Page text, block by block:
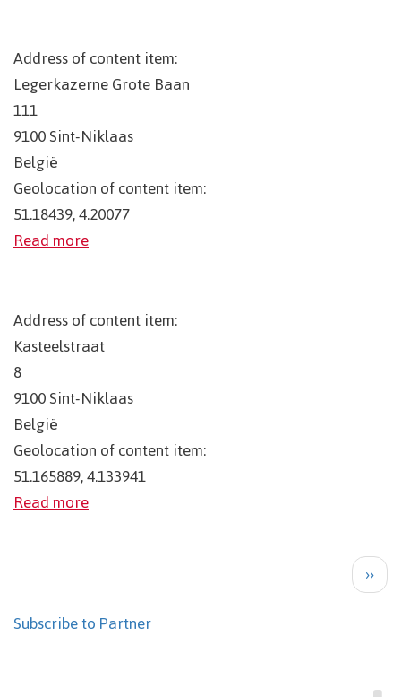
Address of content item:
Legerkazerne Grote Baan
111
9100Sint-Niklaas
België
Geolocation of content item:
51.18439, 4.20077
Read more
Address of content item:
Kasteelstraat
8
9100Sint-Niklaas
België
Geolocation of content item:
51.165889, 4.133941
Read more
Next
page
››
Subscribe to Partner